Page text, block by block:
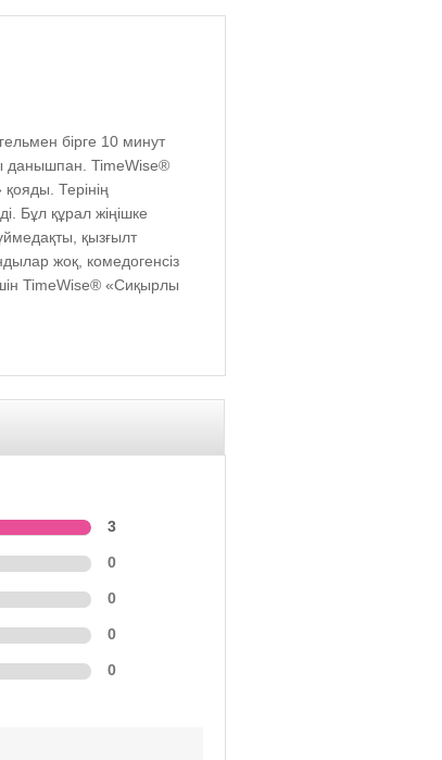
бірге 10 минут
данышпан. TimeWise®
Терінің
Бұл құрал жіңішке
қызғылт
жоқ, комедогенсіз
TimeWise® «Сиқырлы
3
0
0
0
0